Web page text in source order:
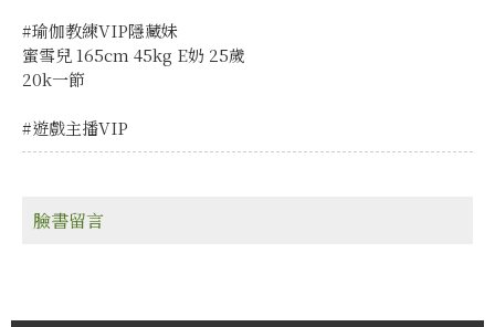
#瑜伽教練VIP隱藏妹
蜜雪兒 165cm 45kg E奶 25歲
20k一節
#遊戲主播VIP
臉書留言